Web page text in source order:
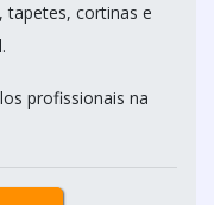
tapetes, cortinas e
profissionais na